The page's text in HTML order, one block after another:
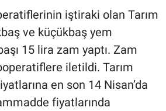
iştiraki olan Tarım
ve küçükbaş yem
15 lira zam yaptı. Zam
iletildi. Tarım
en son 14 Nisan’da
fiyatlarında